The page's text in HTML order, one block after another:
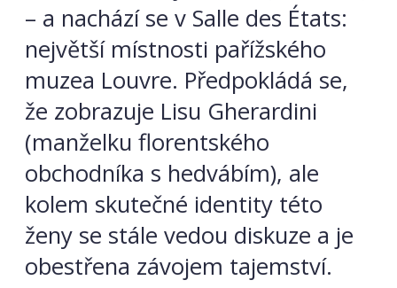
– a nachází se v Salle des États:
největší místnosti pařížského
muzea Louvre. Předpokládá se,
že zobrazuje Lisu Gherardini
(manželku florentského
obchodníka s hedvábím), ale
kolem skutečné identity této
ženy se stále vedou diskuze a je
obestřena závojem tajemství.